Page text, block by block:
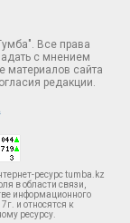
Все права
с мнением
материалов сайта
редакции.
ресурс tumba.kz
в области связи,
информационного
и относятся к
ресурсу.